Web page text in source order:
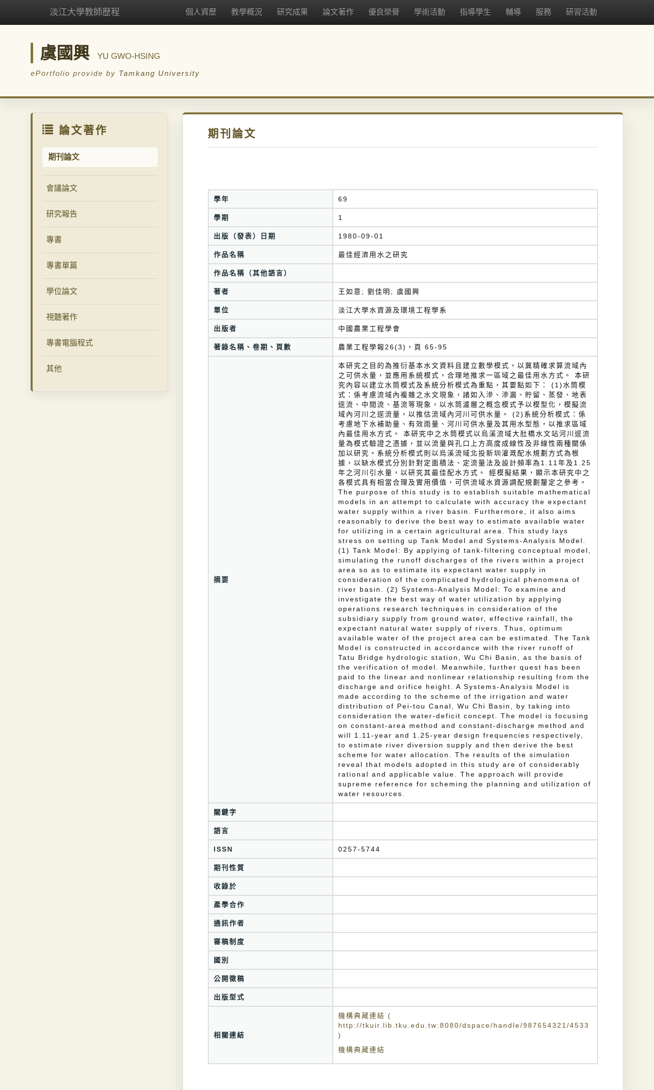
淡江大學教師歷程 個人資歷 教學概況 研究成果 論文著作 優良榮譽 學術活動 指導學生 輔導 服務 研習活動
虞國興 YU GWO-HSING
ePortfolio provide by Tamkang University
論文著作
期刊論文
會議論文
研究報告
專書
專書單篇
學位論文
視聽著作
專書電腦程式
其他
期刊論文
學年 69
學期 1
出版（發表）日期 1980-09-01
作品名稱 最佳經濟用水之研究
作品名稱（其他語言）
著者 王如意; 劉佳明; 虞國興
單位 淡江大學水資源及環境工程學系
出版者 中國農業工程學會
著錄名稱、卷期、頁數 農業工程學報26(3)，頁 65-95
摘要
本研究之目的為推衍基本水文資料且建立數學模式，以冀精確求算流域內
之可供水量，並應用系統模式，合理地推求一區域之最佳用水方式。 本研
究內容以建立水筒模式及系統分析模式為重點，其要點如下： (1)水筒模
式：係考慮流域內複雜之水文現象，諸如入滲、滲漏、貯留、蒸發、地表
逕流、中間流、基流等現象，以水筒濾層之概念模式予以模型化，模擬流
域內河川之逕流量，以推估流域內河川可供水量。 (2)系統分析模式：係
考慮地下水補助量、有效雨量、河川可供水量及其用水型態，以推求區域
內最佳用水方式。 本研究中之水筒模式以烏溪流域大肚橋水文站河川逕流
量為模式驗證之憑據，並以流量與孔口上方高度成線性及非線性兩種關係
加以研究。系統分析模式則以烏溪流域北投新圳灌溉配水規劃方式為根
據，以缺水模式分別針對定面積法、定流量法及設計頻率為1.11年及1.25
年之河川引水量，以研究其最佳配水方式。 經模擬結果，顯示本研究中之
各模式具有相當合理及實用價值，可供流域水資源調配規劃釐定之參考。
The purpose of this study is to establish suitable mathematical
models in an attempt to calculate with accuracy the expectant
water supply within a river basin. Furthermore, it also aims
reasonably to derive the best way to estimate available water
for utilizing in a certain agricultural area. This study lays
stress on setting up Tank Model and Systems-Analysis Model.
(1) Tank Model: By applying of tank-filtering conceptual model,
simulating the runoff discharges of the rivers within a project
area so as to estimate its expectant water supply in
consideration of the complicated hydrological phenomena of
river basin. (2) Systems-Analysis Model: To examine and
investigate the best way of water utilization by applying
operations research techniques in consideration of the
subsidiary supply from ground water, effective rainfall, the
expectant natural water supply of rivers. Thus, optimum
available water of the project area can be estimated. The Tank
Model is constructed in accordance with the river runoff of
Tatu Bridge hydrologic station, Wu Chi Basin, as the basis of
the verification of model. Meanwhile, further quest has been
paid to the linear and nonlinear relationship resulting from the
discharge and orifice height. A Systems-Analysis Model is
made according to the scheme of the irrigation and water
distribution of Pei-tou Canal, Wu Chi Basin, by taking into
consideration the water-deficit concept. The model is focusing
on constant-area method and constant-discharge method and
will 1.11-year and 1.25-year design frequencies respectively,
to estimate river diversion supply and then derive the best
scheme for water allocation. The results of the simulation
reveal that models adopted in this study are of considerably
rational and applicable value. The approach will provide
supreme reference for scheming the planning and utilization of
water resources.
關鍵字
語言
ISSN 0257-5744
期刊性質
收錄於
產學合作
通訊作者
審稿制度
國別
公開徵稿
出版型式
相關連結
機構典藏連結 (
http://tkuir.lib.tku.edu.tw:8080/dspace/handle/987654321/4533
)
機構典藏連結